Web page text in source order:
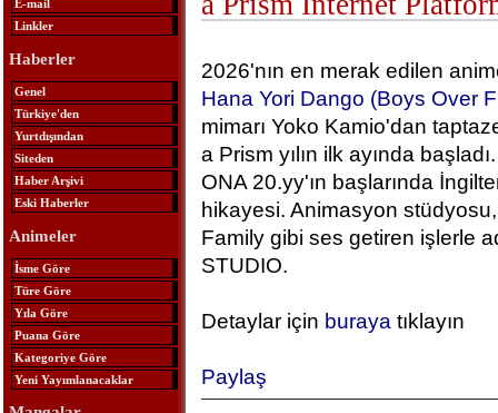
E-mail
Linkler
Haberler
Genel
Türkiye'den
Yurtdışından
Siteden
Haber Arşivi
Eski Haberler
Animeler
İsme Göre
Türe Göre
Yıla Göre
Puana Göre
Kategoriye Göre
Yeni Yayımlanacaklar
2026'nın en merak edilen
Hana Yori Dango (Boys Over
mimarı Yoko Kamio'dan
a Prism yılın ilk ayında
ONA 20.yy'ın başlarında
hikayesi. Animasyon
Family gibi ses getiren işlerle
STUDIO.
Detaylar için buraya tıklayın
Paylaş